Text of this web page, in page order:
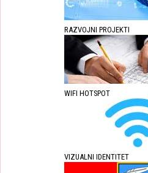
RAZVOJNI PROJEKTI
WIFI HOTSPOT
VIZUALNI IDENTITET